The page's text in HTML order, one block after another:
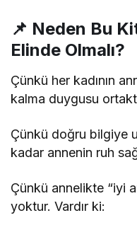
📌 Neden Bu
Elinde Olmalı?
Çünkü her kadının
kalma duygusu
Çünkü doğru bilgiye
kadar annenin ruh
Çünkü annelikte “iyi
yoktur. Vardır ki: